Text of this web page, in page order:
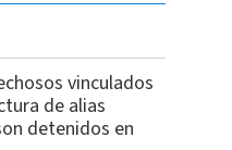
vinculados
de alias
detenidos en